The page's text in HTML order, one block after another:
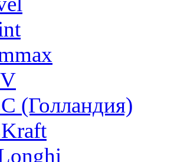
(Голландия)